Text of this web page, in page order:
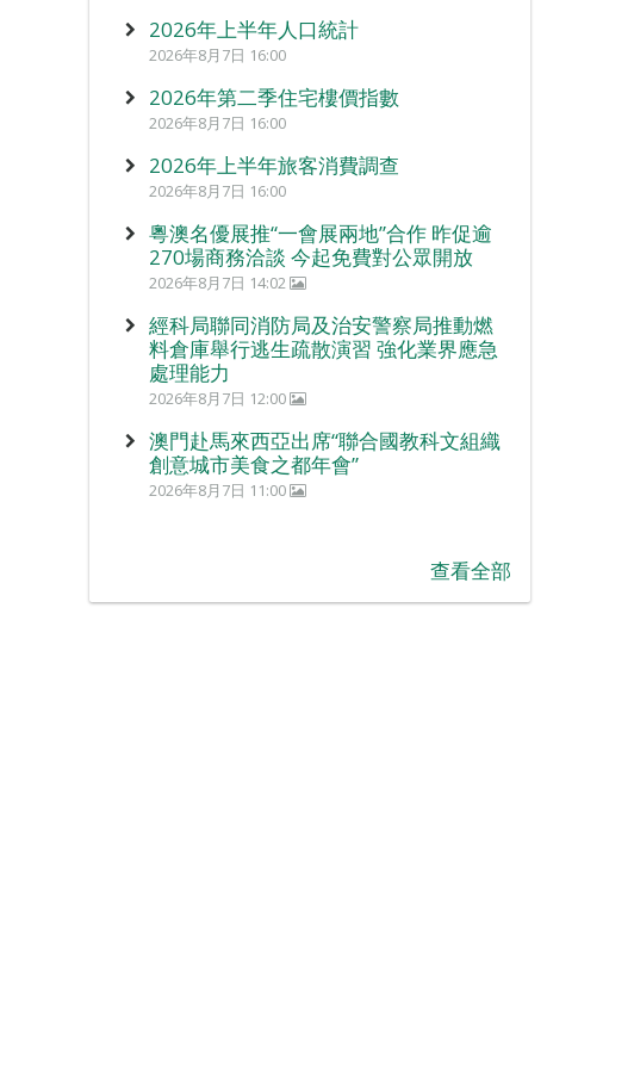
2026年上半年人口統計
2026年8月7日 16:00
2026年第二季住宅樓價指數
2026年8月7日 16:00
2026年上半年旅客消費調查
2026年8月7日 16:00
粵澳名優展推“一會展兩地”合作 昨促逾
270場商務洽談 今起免費對公眾開放
2026年8月7日 14:02
經科局聯同消防局及治安警察局推動燃
料倉庫舉行逃生疏散演習 強化業界應急
處理能力
2026年8月7日 12:00
澳門赴馬來西亞出席“聯合國教科文組織
創意城市美食之都年會”
2026年8月7日 11:00
查看全部